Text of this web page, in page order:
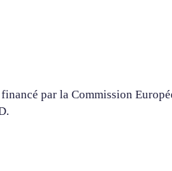
par la Commission